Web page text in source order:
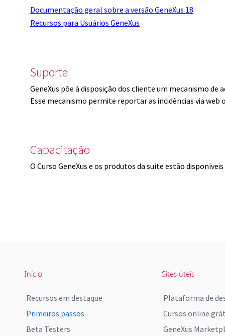
Documentação geral sobre a versão GeneXus 18
Recursos para Usuários GeneXus
Suporte
GeneXus põe à disposição dos cliente um mecanismo de
Esse mecanismo permite reportar as incidências via
Capacitação
O Curso GeneXus e os produtos da suíte estão
Início
Recursos em destaque
Primeiros passos
Beta Testers
Sites úteis
Plataforma de
Cursos online
GeneXus